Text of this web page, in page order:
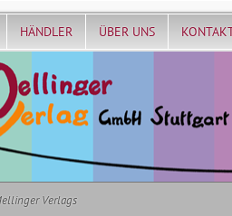
HÄNDLER ÜBER UNS
Verlags